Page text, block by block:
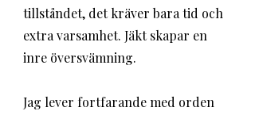
tillståndet, det kräver bara tid och
extra varsamhet. Jäkt skapar en
inre översvämning.
Jag lever fortfarande med orden